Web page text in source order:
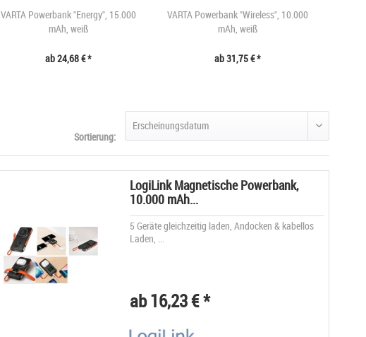
VARTA Powerbank "Energy", 15.000
mAh, weiß
ab 24,68 € *
VARTA Powerbank "Wireless", 10.000
mAh, weiß
ab 31,75 € *
Sortierung:
LogiLink Magnetische Powerbank,
10.000 mAh...
5 Geräte gleichzeitig laden, Andocken & kabellos
Laden, ...
ab 16,23 € *